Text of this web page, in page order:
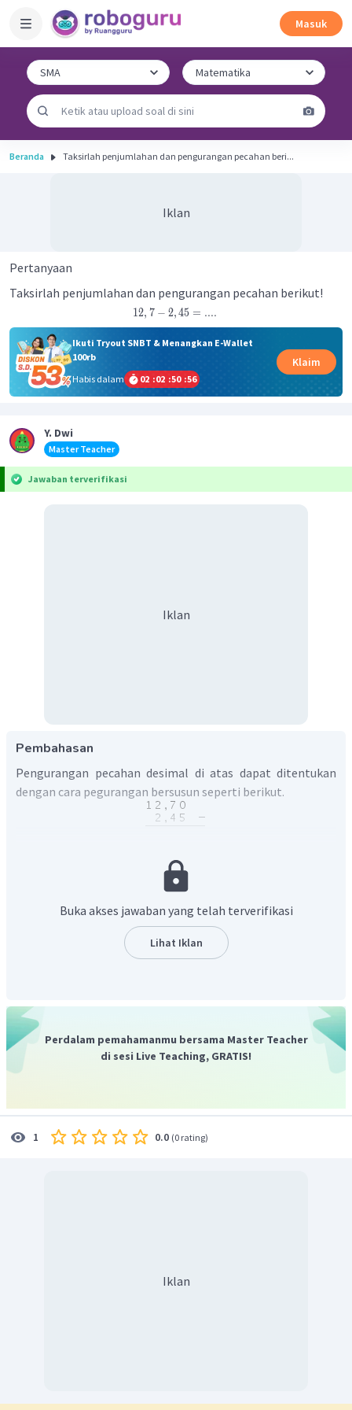
Masuk
Beranda Taksirlah penjumlahan dan pengurangan pecahan beri...
Iklan
Pertanyaan
Taksirlah penjumlahan dan pengurangan pecahan berikut!
12, 7 − 2,45 = ....
Ikuti Tryout SNBT & Menangkan E-Wallet
100rb
Habis dalam
02 :02 :50 :56
Klaim
Y. Dwi
Master Teacher
Jawaban terverifikasi
Iklan
Pembahasan
Pengurangan pecahan desimal di atas dapat ditentukan
dengan cara pegurangan bersusun seperti berikut.
Buka akses jawaban yang telah terverifikasi
Lihat Iklan
Perdalam pemahamanmu bersama Master Teacher
di sesi Live Teaching, GRATIS!
1 0.0 (0 rating)
Iklan